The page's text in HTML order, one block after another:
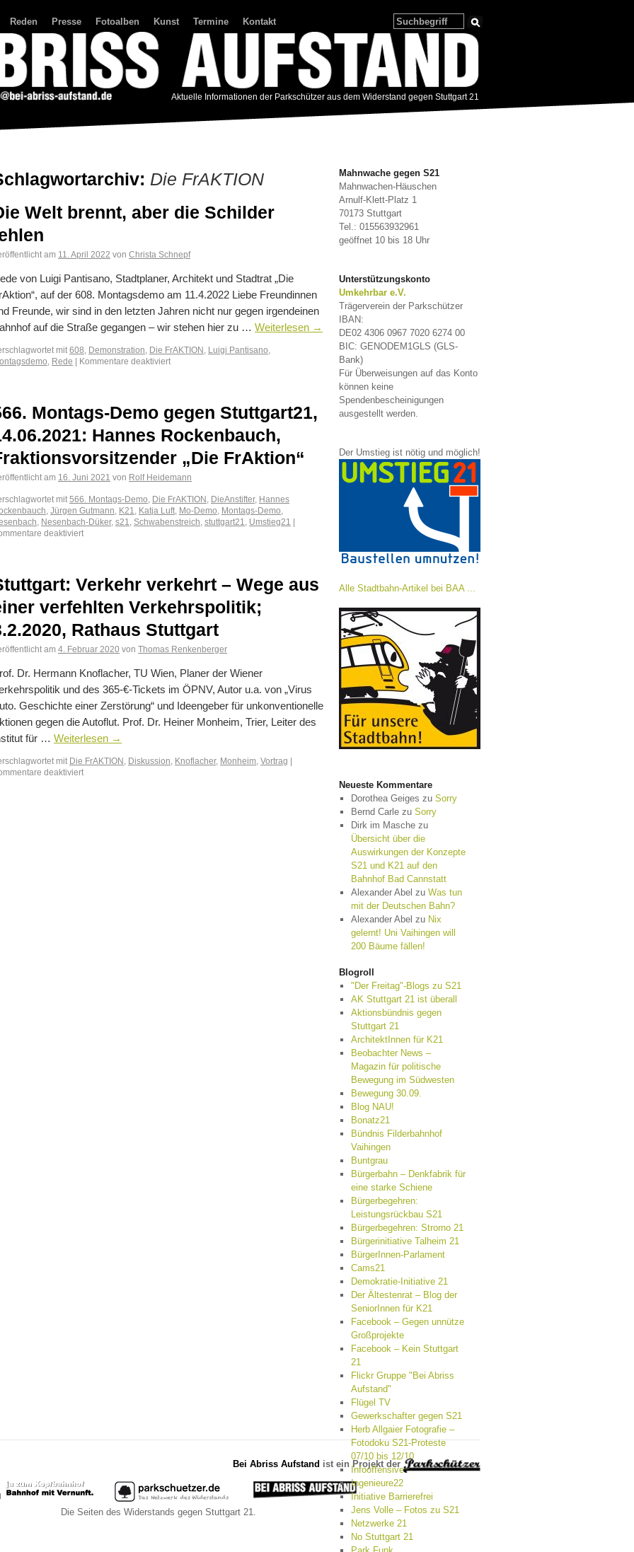
Reden Presse Fotoalben Kunst Termine Kontakt
Aktuelle Informationen der Parkschützer aus dem Widerstand gegen Stuttgart 21
Die FrAKTION
Welt brennt, aber die Schilder
am 11. April 2022 von Christa Schnepf
von Luigi Pantisano, Stadtplaner, Architekt und Stadtrat „Die
auf der 608. Montagsdemo am 11.4.2022 Liebe Freundinnen
Freunde, wir sind in den letzten Jahren nicht nur gegen irgendeinen
auf die Straße gegangen – wir stehen hier zu … Weiterlesen →
mit 608 Demonstration Die FrAKTION Luigi Pantisano
Rede | Kommentare deaktiviert
Montags-Demo gegen Stuttgart21,
Hannes Rockenbauch,
„Die FrAktion“
am 16. Juni 2021 von Rolf Heidemann
mit 566. Montags-Demo Die FrAKTION DieAnstifter, Hannes
Jürgen Gutmann K21 Katja Luft Mo-Demo Montags-Demo
Nesenbach-Düker, s21 Schwabenstreich stuttgart21 Umstieg21 |
deaktiviert
Verkehr verkehrt – Wege aus
verfehlten Verkehrspolitik;
Rathaus Stuttgart
am 4. Februar 2020 von Thomas Renkenberger
Dr. Hermann Knoflacher, TU Wien, Planer der Wiener
und des 365-€-Tickets im ÖPNV, Autor u.a. von „Virus
Geschichte einer Zerstörung“ und Ideengeber für unkonventionelle
gegen die Autoflut. Prof. Dr. Heiner Monheim, Trier, Leiter des
für … Weiterlesen →
mit Die FrAKTION Diskussion Knoflacher, Monheim Vortrag |
deaktiviert
Mahnwache gegen S21
Mahnwachen-Häuschen
Arnulf-Klett-Platz 1
70173 Stuttgart
Tel.: 015563932961
geöffnet 10 bis 18 Uhr
Unterstützungskonto
Umkehrbar e.V.
Trägerverein der Parkschützer
IBAN:
DE02 4306 0967 7020 6274 00
BIC: GENODEM1GLS (GLS-
Bank)
Für Überweisungen auf das Konto
können keine
Spendenbescheinigungen
ausgestellt werden.
Der Umstieg ist nötig und möglich!
Alle Stadtbahn-Artikel bei BAA ...
Neueste Kommentare
Dorothea Geiges zu Sorry
Bernd Carlezu Sorry
Dirk im Maschezu
Übersicht über die
Auswirkungen der Konzepte
S21 und K21 auf den
Bahnhof Bad Cannstatt
Alexander Abel zu Was tun
mit der Deutschen Bahn?
Alexander Abel zu Nix
gelernt! Uni Vaihingen will
200 Bäume fällen!
Blogroll
"Der Freitag"-Blogs zu S21
AK Stuttgart 21 ist überall
Aktionsbündnis gegen
Stuttgart 21
ArchitektInnen für K21
Beobachter News –
Magazin für politische
Bewegung im Südwesten
Bewegung 30.09.
Blog NAU!
Bonatz21
Bündnis Filderbahnhof
Vaihingen
Buntgrau
Bürgerbahn – Denkfabrik für
eine starke Schiene
Bürgerbegehren:
Leistungsrückbau S21
Bürgerbegehren: Strorno 21
Bürgerinitiative Talheim 21
BürgerInnen-Parlament
Cams21
Demokratie-Initiative 21
Der Ältestenrat – Blog der
SeniorInnen für K21
Facebook – Gegen unnütze
Großprojekte
Facebook – Kein Stuttgart
21
Flickr Gruppe "Bei Abriss
Aufstand"
Flügel TV
Gewerkschafter gegen S21
Herb Allgaier Fotografie –
Fotodoku S21-Proteste
07/10 bis 12/10
Infooffensive
Ingenieure22
Initiative Barrierefrei
Jens Volle – Fotos zu S21
Netzwerke 21
No Stuttgart 21
Bei Abriss Aufstand ist ein Projekt der
Die Seiten des Widerstands gegen Stuttgart 21.